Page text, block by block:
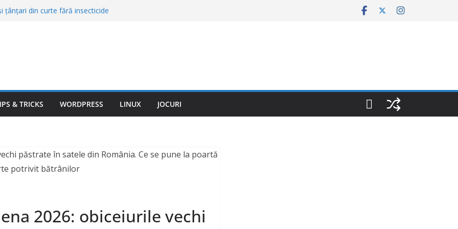
țânțari din curte fără insecticide
anvelopele tot se uzează prost: bucșe,
condiţionat în maşină. Şoferii îl
dar e o mare greşeală, spun
& TRICKS WORDPRESS LINUX JOCURI
2026: obiceiurile vechi